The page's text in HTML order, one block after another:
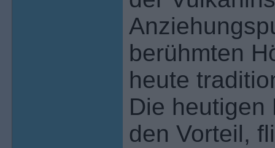
berühmten
heute
Die heutigen
den Vorteil,